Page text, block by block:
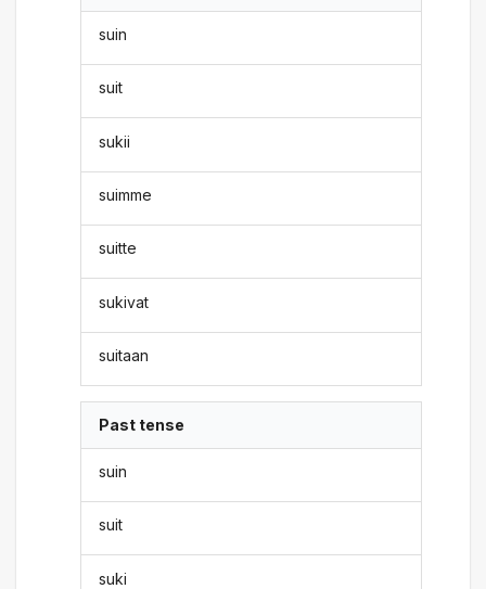
suin
suit
sukii
suimme
suitte
sukivat
suitaan
Past tense
suin
suit
suki